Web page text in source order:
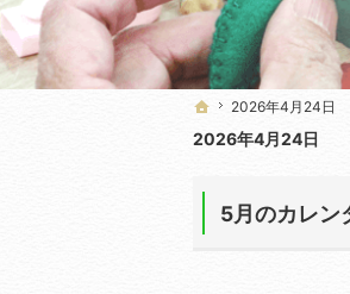
ホーム
2026年4月24日
2026年4月24日
5月のカレン
ホーム
2026年4月24日